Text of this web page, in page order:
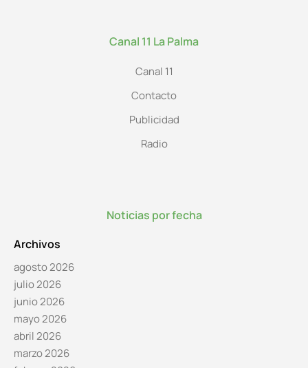
Canal 11 La Palma
Canal 11
Contacto
Publicidad
Radio
Noticias por fecha
Archivos
agosto 2026
julio 2026
junio 2026
mayo 2026
abril 2026
marzo 2026